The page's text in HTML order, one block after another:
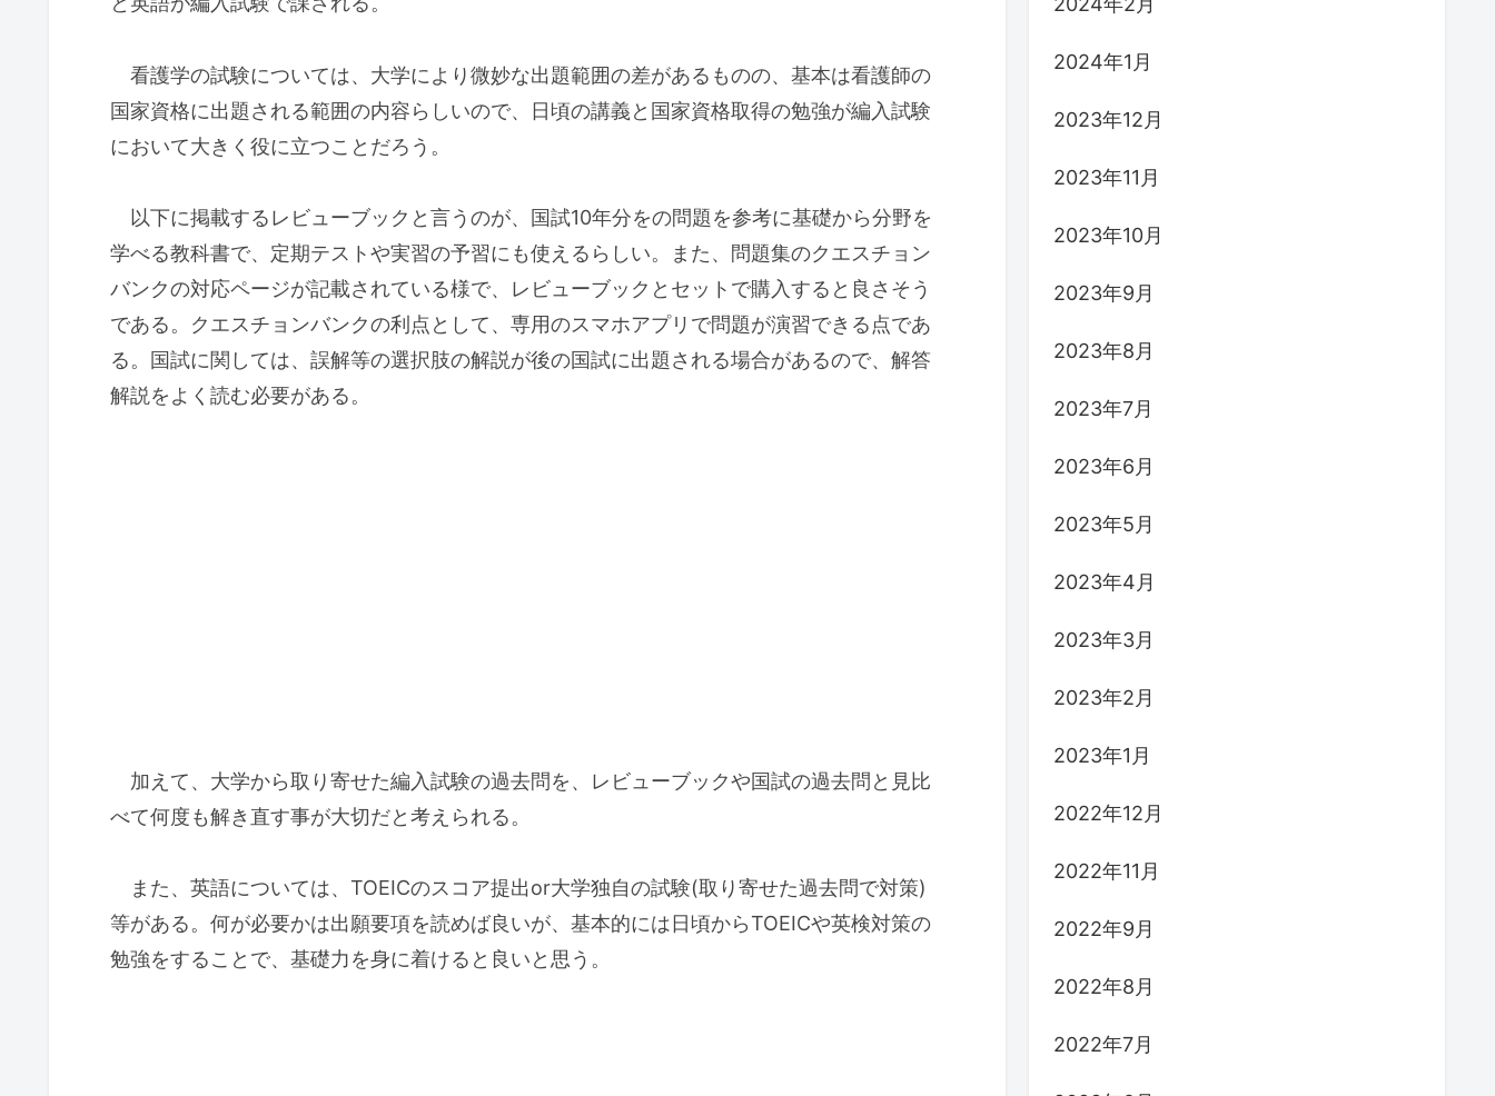
看護学の試験については、大学により微妙な出題範囲の差があるものの、基本は看護師の
国家資格に出題される範囲の内容らしいので、日頃の講義と国家資格取得の勉強が編入試験
において大きく役に立つことだろう。
以下に掲載するレビューブックと言うのが、国試10年分をの問題を参考に基礎から分野を
学べる教科書で、定期テストや実習の予習にも使えるらしい。また、問題集のクエスチョン
バンクの対応ページが記載されている様で、レビューブックとセットで購入すると良さそう
である。クエスチョンバンクの利点として、専用のスマホアプリで問題が演習できる点であ
る。国試に関しては、誤解等の選択肢の解説が後の国試に出題される場合があるので、解答
解説をよく読む必要がある。
加えて、大学から取り寄せた編入試験の過去問を、レビューブックや国試の過去問と見比
べて何度も解き直す事が大切だと考えられる。
また、英語については、TOEICのスコア提出or大学独自の試験(取り寄せた過去問で対策)
等がある。何が必要かは出願要項を読めば良いが、基本的には日頃からTOEICや英検対策の
勉強をすることで、基礎力を身に着けると良いと思う。
2024年1月
2023年12月
2023年11月
2023年10月
2023年9月
2023年8月
2023年7月
2023年6月
2023年5月
2023年4月
2023年3月
2023年2月
2023年1月
2022年12月
2022年11月
2022年9月
2022年8月
2022年7月